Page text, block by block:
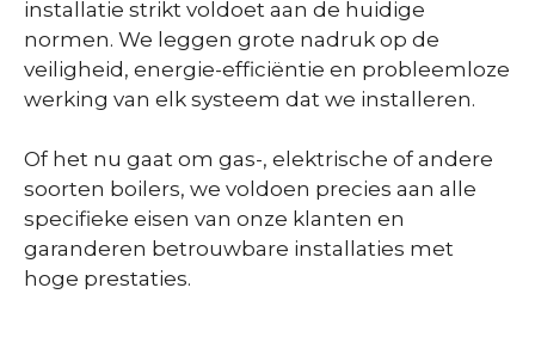
installatie strikt voldoet aan de huidige
normen. We leggen grote nadruk op de
veiligheid, energie-efficiëntie en probleemloze
werking van elk systeem dat we installeren.
Of het nu gaat om gas-, elektrische of andere
soorten boilers, we voldoen precies aan alle
specifieke eisen van onze klanten en
garanderen betrouwbare installaties met
hoge prestaties.